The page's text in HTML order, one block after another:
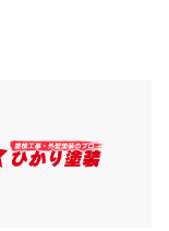
2019/08/06